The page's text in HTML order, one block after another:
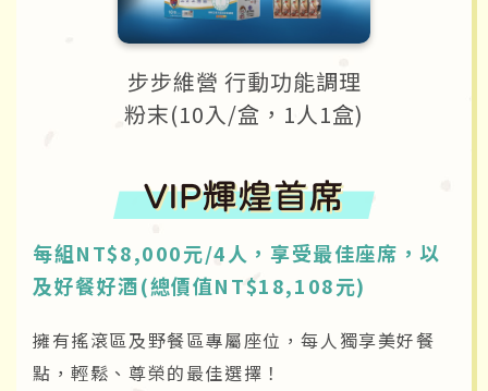
步步維營 行動功能調理
粉末(10入/盒，1人1盒)
每組NT$8,000元/4人，享受最佳座席，以
及好餐好酒(總價值NT$18,108元)
擁有搖滾區及野餐區專屬座位，每人獨享美好餐
點，輕鬆、尊榮的最佳選擇！